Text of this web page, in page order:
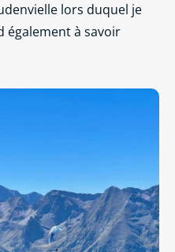
lors duquel je
également à savoir